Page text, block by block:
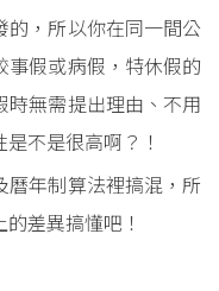
的，所以你在同一間公
事假或病假，特休假的
時無需提出理由、不用
不是很高啊？！
曆年制算法裡搞混，所
差異搞懂吧！